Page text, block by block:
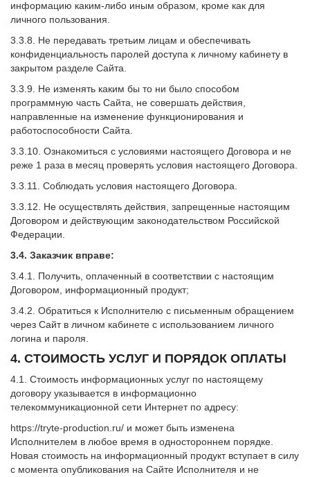
информацию каким-либо иным образом, кроме как для
личного пользования.
3.3.8. Не передавать третьим лицам и обеспечивать
конфиденциальность паролей доступа к личному кабинету в
закрытом разделе Сайта.
3.3.9. Не изменять каким бы то ни было способом
программную часть Сайта, не совершать действия,
направленные на изменение функционирования и
работоспособности Сайта.
3.3.10. Ознакомиться с условиями настоящего Договора и не
реже 1 раза в месяц проверять условия настоящего Договора.
3.3.11. Соблюдать условия настоящего Договора.
3.3.12. Не осуществлять действия, запрещенные настоящим
Договором и действующим законодательством Российской
Федерации.
3.4. Заказчик вправе:
3.4.1. Получить, оплаченный в соответствии с настоящим
Договором, информационный продукт;
3.4.2. Обратиться к Исполнителю с письменным обращением
через Сайт в личном кабинете с использованием личного
логина и пароля.
4. СТОИМОСТЬ УСЛУГ И ПОРЯДОК ОПЛАТЫ
4.1. Стоимость информационных услуг по настоящему
договору указывается в информационно
телекоммуникационной сети Интернет по адресу:
https://tryte-production.ru/ и может быть изменена
Исполнителем в любое время в одностороннем порядке.
Новая стоимость на информационный продукт вступает в силу
с момента опубликования на Сайте Исполнителя и не